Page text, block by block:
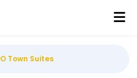
Town Suites